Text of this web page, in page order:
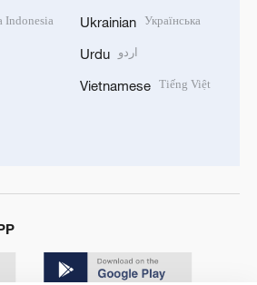
Indonesia Ukrainian Українська
Urdu اردو
Vietnamese Tiếng Việt